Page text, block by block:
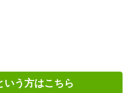
いう方はこちら